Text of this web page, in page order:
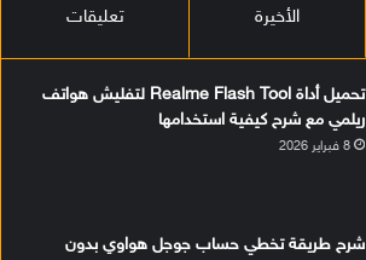
الأخيرة تعليقات
تحميل أداة Realme Flash Tool لتفليش هواتف
ريلمي مع شرح كيفية استخدامها
8 فبراير 2026
شرح طريقة تخطي حساب جوجل هواوي بدون